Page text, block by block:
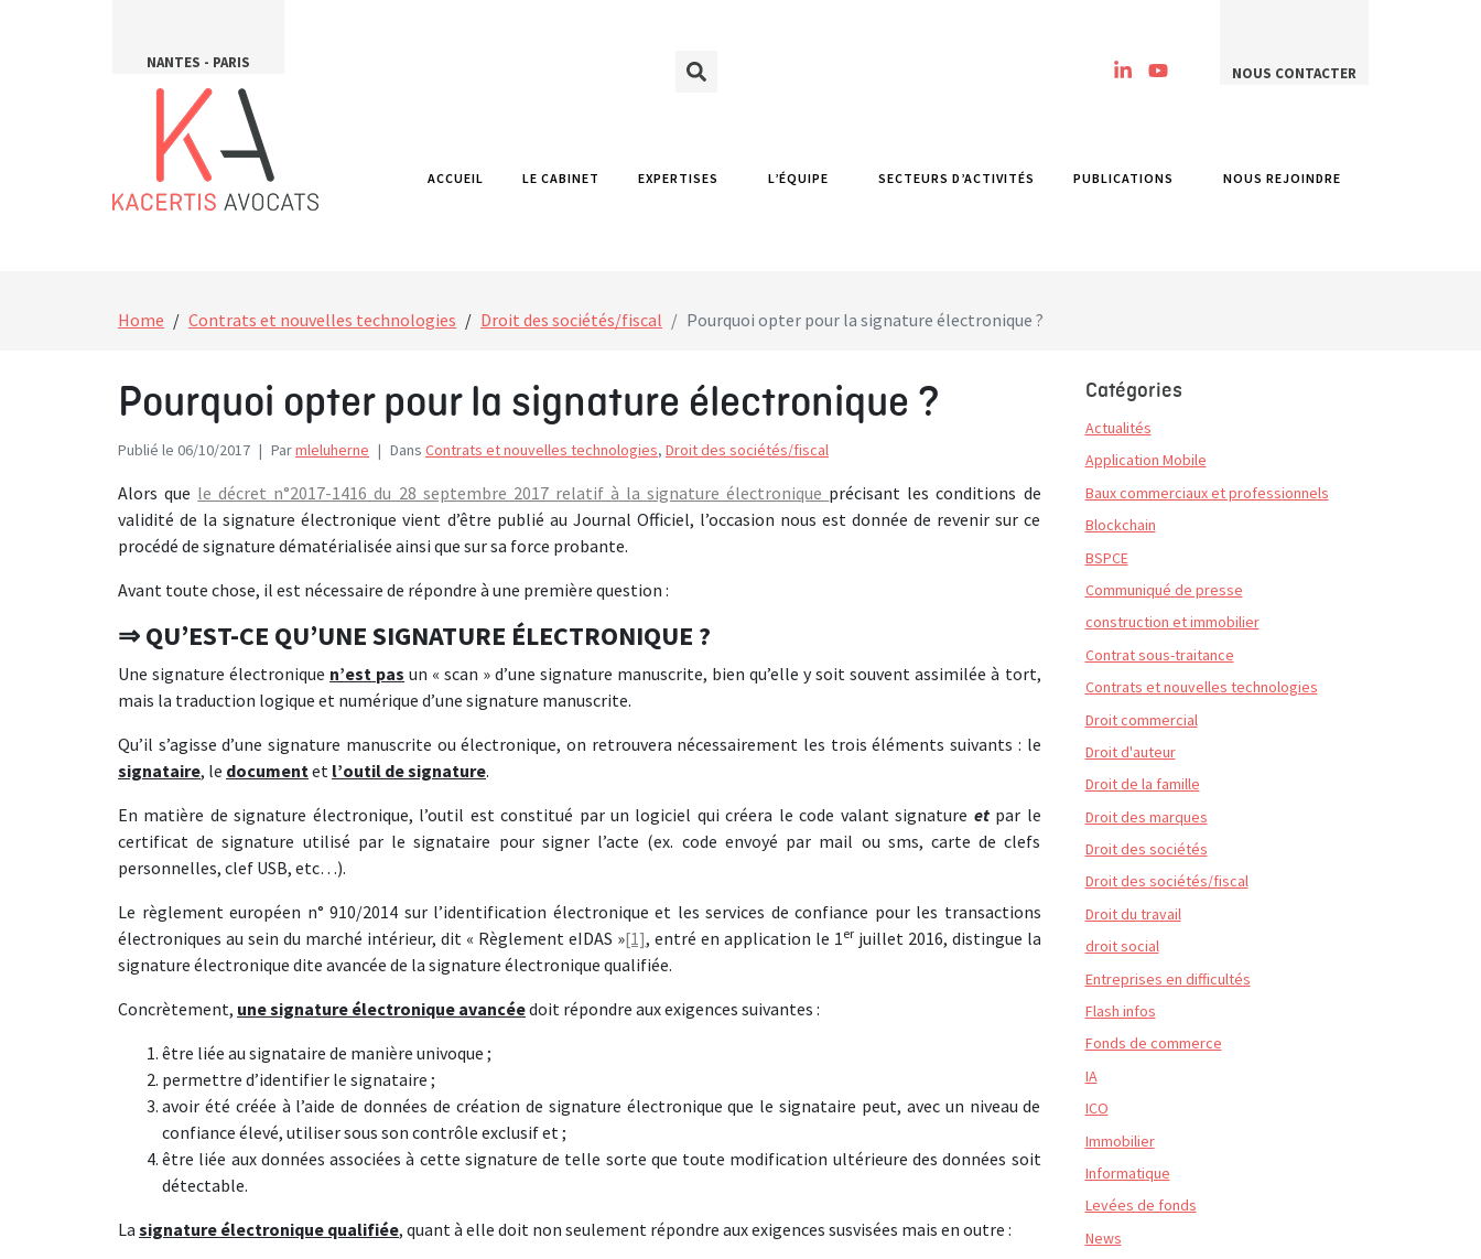
NANTES - PARIS
NOUS CONTACTER
ACCUEIL LE CABINET EXPERTISES L’ÉQUIPE SECTEURS D’ACTIVITÉS PUBLICATIONS NOUS REJOINDRE
Home Contrats et nouvelles technologies Droit des sociétés/fiscal Pourquoi opter pour la signature électronique ?
Pourquoi opter pour la signature électronique ?
Publié le 06/10/2017 Parmleluherne Dans Contrats et nouvelles technologies, Droit des sociétés/fiscal
Alors que le décret n°2017-1416 du 28 septembre 2017 relatif à la signature électronique précisant les conditions de
validité de la signature électronique vient d’être publié au Journal Officiel, l’occasion nous est donnée de revenir sur ce
procédé de signature dématérialisée ainsi que sur sa force probante.
Avant toute chose, il est nécessaire de répondre à une première question :
⇒ QU’EST-CE QU’UNE SIGNATURE ÉLECTRONIQUE ?
Une signature électronique n’est pas un « scan » d’une signature manuscrite, bien qu’elle y soit souvent assimilée à tort,
mais la traduction logique et numérique d’une signature manuscrite.
Qu’il s’agisse d’une signature manuscrite ou électronique, on retrouvera nécessairement les trois éléments suivants : le
signataire, le documentet l’outil de signature.
En matière de signature électronique, l’outil est constitué par un logiciel qui créera le code valant signature etpar le
certificat de signature utilisé par le signataire pour signer l’acte (ex. code envoyé par mail ou sms, carte de clefs
personnelles, clef USB, etc…).
Le règlement européen n° 910/2014 sur l’identification électronique et les services de confiance pour les transactions
électroniques au sein du marché intérieur, dit « Règlement eIDAS »[1], entré en application le 1erjuillet 2016, distingue la
signature électronique dite avancée de la signature électronique qualifiée.
Concrètement, une signature électronique avancéedoit répondre aux exigences suivantes :
être liée au signataire de manière univoque ;
permettre d’identifier le signataire ;
avoir été créée à l’aide de données de création de signature électronique que le signataire peut, avec un niveau de
confiance élevé, utiliser sous son contrôle exclusif et ;
être liée aux données associées à cette signature de telle sorte que toute modification ultérieure des données soit
détectable.
La signature électronique qualifiée, quant à elle doit non seulement répondre aux exigences susvisées mais en outre :
Catégories
Actualités
Application Mobile
Baux commerciaux et professionnels
Blockchain
BSPCE
Communiqué de presse
construction et immobilier
Contrat sous-traitance
Contrats et nouvelles technologies
Droit commercial
Droit d'auteur
Droit de la famille
Droit des marques
Droit des sociétés
Droit des sociétés/fiscal
Droit du travail
droit social
Entreprises en difficultés
Flash infos
Fonds de commerce
IA
ICO
Immobilier
Informatique
Levées de fonds
News